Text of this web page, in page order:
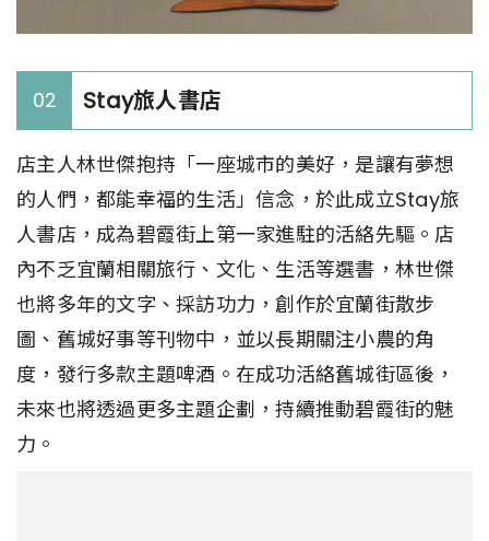
02 Stay旅人書店
店主人林世傑抱持「一座城市的美好，是讓有夢想
的人們，都能幸福的生活」信念，於此成立Stay旅
人書店，成為碧霞街上第一家進駐的活絡先驅。店
內不乏宜蘭相關旅行、文化、生活等選書，林世傑
也將多年的文字、採訪功力，創作於宜蘭街散步
圖、舊城好事等刊物中，並以長期關注小農的角
度，發行多款主題啤酒。在成功活絡舊城街區後，
未來也將透過更多主題企劃，持續推動碧霞街的魅
力。